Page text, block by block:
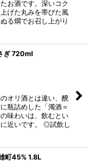
お酒です。深いコク
げた丸みを帯びた風
る燗でお召し上がり
ぎ 720ml
オリ酒とは違い、醗
瓶詰めした「濁酒＝
味わいは、飲むとい
近いです。 ◎試飲し
町45% 1.8L